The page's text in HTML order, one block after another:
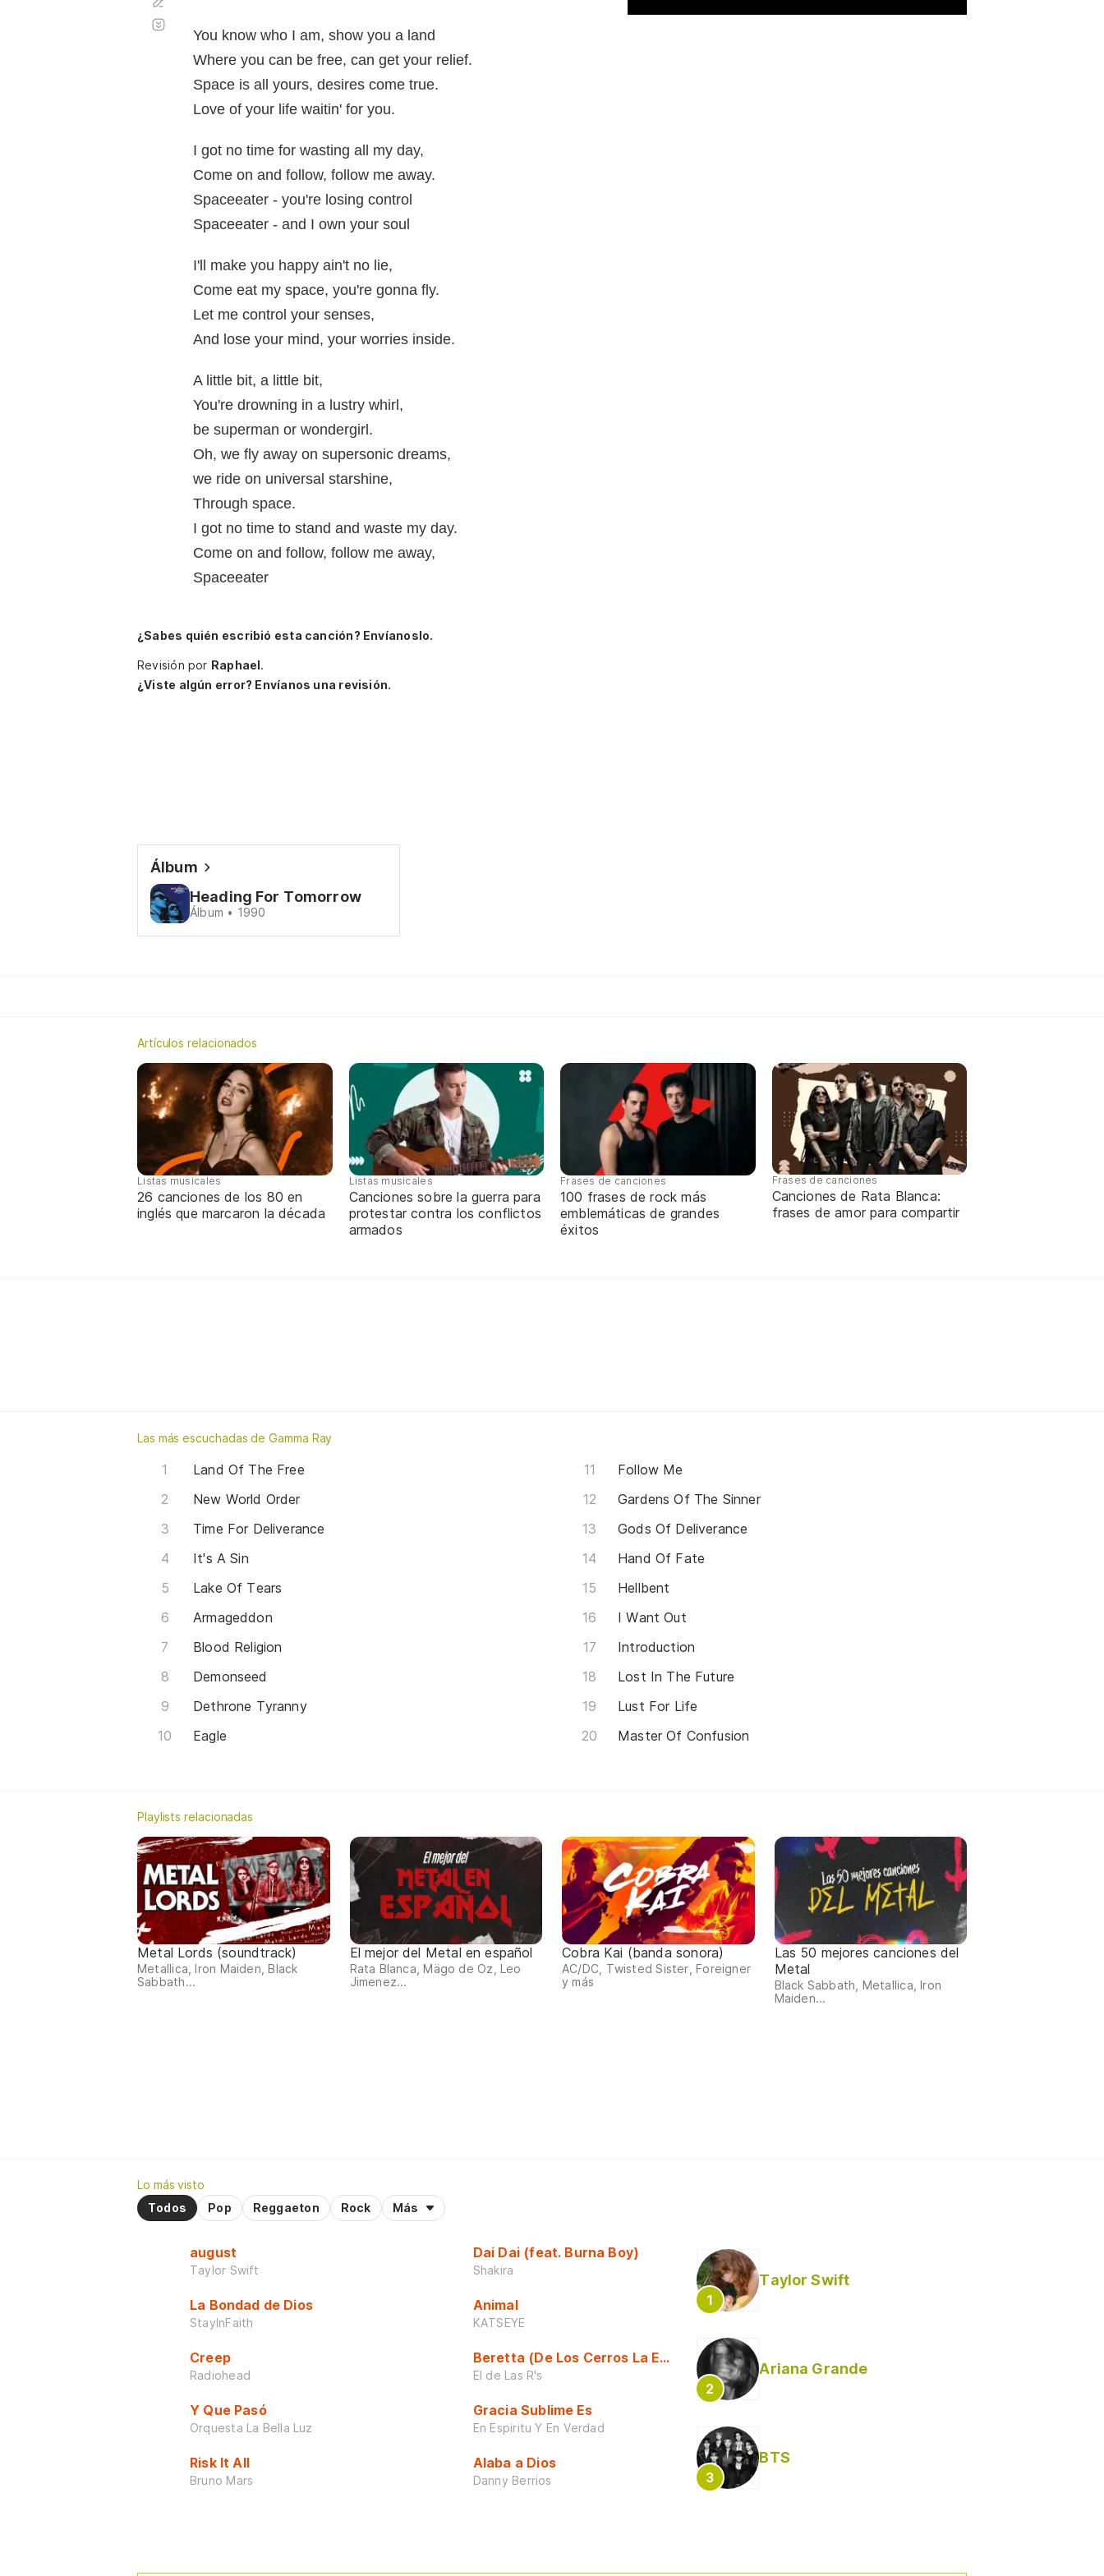
You know who I am, show you a land
Where you can be free, can get your relief.
Space is all yours, desires come true.
Love of your life waitin' for you.
I got no time for wasting all my day,
Come on and follow, follow me away.
Spaceeater - you're losing control
Spaceeater - and I own your soul
I'll make you happy ain't no lie,
Come eat my space, you're gonna fly.
Let me control your senses,
And lose your mind, your worries inside.
A little bit, a little bit,
You're drowning in a lustry whirl,
be superman or wondergirl.
Oh, we fly away on supersonic dreams,
we ride on universal starshine,
Through space.
I got no time to stand and waste my day.
Come on and follow, follow me away,
Spaceeater
automático
¿Sabes quién escribió esta canción? Envíanoslo.
Revisión por Raphael.
¿Viste algún error? Envíanos una revisión.
Álbum
Heading For Tomorrow
Álbum • 1990
Artículos relacionados
Listas musicales
26 canciones de los 80 en
inglés que marcaron la década
Listas musicales
Canciones sobre la guerra para
protestar contra los conflictos
armados
Frases de canciones
100 frases de rock más
emblemáticas de grandes
éxitos
Frases de canciones
Canciones de Rata Blanca:
frases de amor para compartir
Las más escuchadas de Gamma Ray
Land Of The Free
New World Order
Time For Deliverance
It's A Sin
Lake Of Tears
Armageddon
Blood Religion
Demonseed
Dethrone Tyranny
Eagle
Follow Me
Gardens Of The Sinner
Gods Of Deliverance
Hand Of Fate
Hellbent
I Want Out
Introduction
Lost In The Future
Lust For Life
Master Of Confusion
Playlists relacionadas
Metal Lords (soundtrack)
Metallica, Iron Maiden, Black
Sabbath...
El mejor del Metal en español
Rata Blanca, Mägo de Oz, Leo
Jimenez...
Cobra Kai (banda sonora)
AC/DC, Twisted Sister, Foreigner
y más
Las 50 mejores canciones del
Metal
Black Sabbath, Metallica, Iron
Maiden...
Lo más visto
Todos
Pop Reggaeton Rock Más
august
Taylor Swift
La Bondad de Dios
StayInFaith
Creep
Radiohead
Y Que Pasó
Orquesta La Bella Luz
Risk It All
Bruno Mars
Dai Dai (feat. Burna Boy)
Shakira
Animal
KATSEYE
Beretta (De Los Cerros La Escuela)
El de Las R's
Gracia Sublime Es
En Espiritu Y En Verdad
Alaba a Dios
Danny Berrios
Taylor Swift
Ariana Grande
BTS